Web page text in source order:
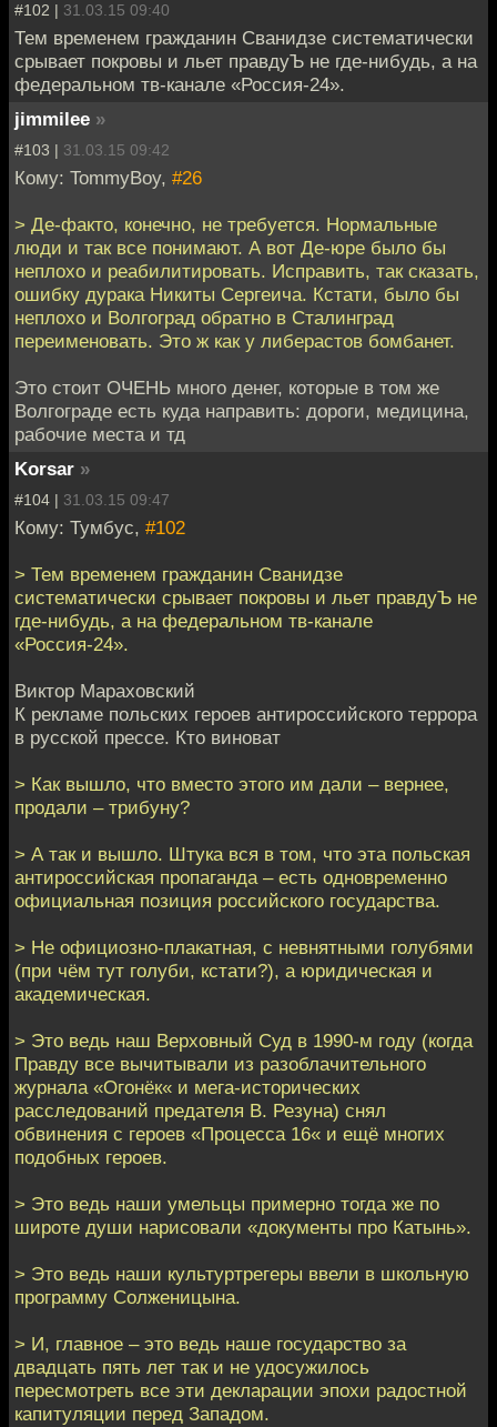
#102 | 31.03.15 09:40
Тем временем гражданин Сванидзе систематически
срывает покровы и льет правдуЪ не где-нибудь, а на
федеральном тв-канале «Россия-24».
jimmilee »
#103 | 31.03.15 09:42
Кому: TommyBoy, #26
> Де-факто, конечно, не требуется. Нормальные
люди и так все понимают. А вот Де-юре было бы
неплохо и реабилитировать. Исправить, так сказать,
ошибку дурака Никиты Сергеича. Кстати, было бы
неплохо и Волгоград обратно в Сталинград
переименовать. Это ж как у либерастов бомбанет.
Это стоит ОЧЕНЬ много денег, которые в том же
Волгограде есть куда направить: дороги, медицина,
рабочие места и тд
Korsar »
#104 | 31.03.15 09:47
Кому: Тумбус, #102
> Тем временем гражданин Сванидзе
систематически срывает покровы и льет правдуЪ не
где-нибудь, а на федеральном тв-канале
«Россия-24».
Виктор Мараховский
К рекламе польских героев антироссийского террора
в русской прессе. Кто виноват
> Как вышло, что вместо этого им дали – вернее,
продали – трибуну?
> А так и вышло. Штука вся в том, что эта польская
антироссийская пропаганда – есть одновременно
официальная позиция российского государства.
> Не официозно-плакатная, с невнятными голубями
(при чём тут голуби, кстати?), а юридическая и
академическая.
> Это ведь наш Верховный Суд в 1990-м году (когда
Правду все вычитывали из разоблачительного
журнала «Огонёк« и мега-исторических
расследований предателя В. Резуна) снял
обвинения с героев «Процесса 16« и ещё многих
подобных героев.
> Это ведь наши умельцы примерно тогда же по
широте души нарисовали «документы про Катынь».
> Это ведь наши культуртрегеры ввели в школьную
программу Солженицына.
> И, главное – это ведь наше государство за
двадцать пять лет так и не удосужилось
пересмотреть все эти декларации эпохи радостной
капитуляции перед Западом.